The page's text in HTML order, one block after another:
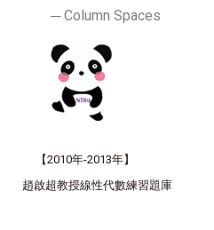
─ Column Spaces
【2010年-2013年】
趙啟超教授線性代數練習題庫